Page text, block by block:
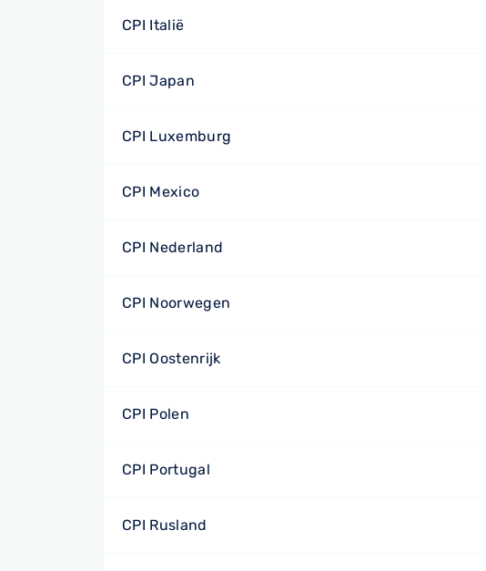
CPI Italië
CPI Japan
CPI Luxemburg
CPI Mexico
CPI Nederland
CPI Noorwegen
CPI Oostenrijk
CPI Polen
CPI Portugal
CPI Rusland